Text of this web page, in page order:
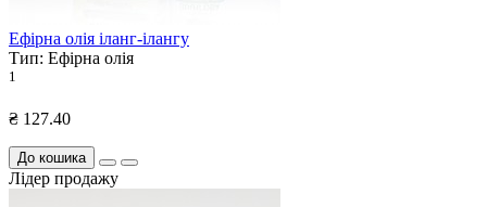
Ефірна олія іланг-ілангу
Тип: Ефірна олія
1
₴ 127.40
До кошика
Лідер продажу